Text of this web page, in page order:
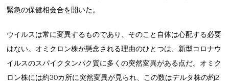
緊急の保健相会合を開いた。
ウイルスは常に変異するものであり、そのこと自体は心配する必要
はない。オミクロン株が懸念される理由のひとつは、新型コロナウ
イルスのスパイクタンパク質に多くの突然変異がある点だ。オミク
ロン株には約30カ所に突然変異が見られ、この数はデルタ株の約2